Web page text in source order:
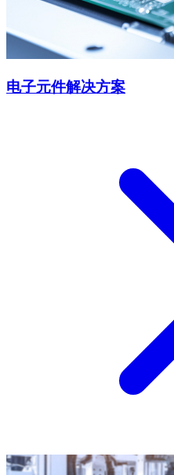
电子元件解决方案